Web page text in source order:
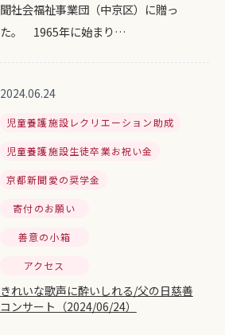
聞社会福祉事業団（中京区）に贈っ
た。 1965年に始まり…
2024.06.24
児童養護施設レクリエーション助成
児童養護施設生徒卒業お祝い金
京都新聞愛の奨学金
寄付のお願い
善意の小箱
アクセス
きれいな歌声に酔いしれる/父の日慈善
コンサート（2024/06/24）